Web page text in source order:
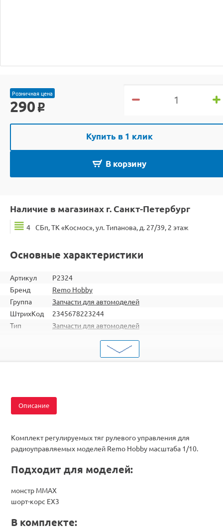
Розничная цена
290 o
Купить в 1 клик
В корзину
Наличие в магазинах г. Санкт-Петербург
4 СБп, ТК «Космос», ул. Типанова, д. 27/39, 2 этаж
Основные характеристики
Артикул
P2324
Бренд
Remo Hobby
Группа
Запчасти для автомоделей
ШтрихКод
2345678223244
Тип
Запчасти для автомоделей
Детали подвески
RH1031 / RH1031PRO / RH1035 / RH10EX3PRO /
Описание
Комплект регулируемых тяг рулевого управления для
радиоуправляемых моделей Remo Hobby масштаба 1/10.
Подходит для моделей:
монстр MMAX
шорт-корс EX3
В комплекте: